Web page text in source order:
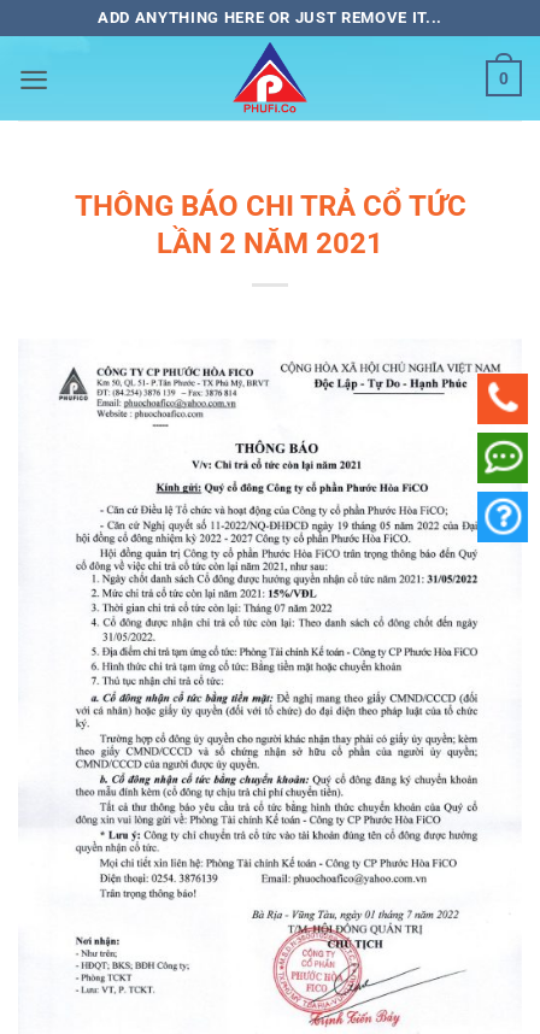
nội
ADD ANYTHING HERE OR JUST REMOVE IT...
0
THÔNG BÁO CHI TRẢ CỔ TỨC
LẦN 2 NĂM 2021